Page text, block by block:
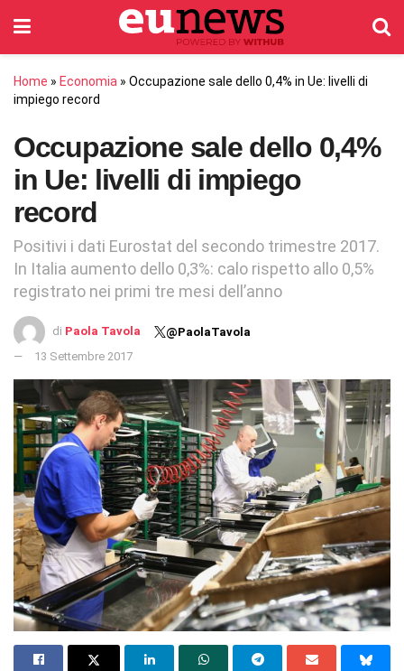
Home » Economia » Occupazione sale dello 0,4% in Ue: livelli di
impiego record
Occupazione sale dello 0,4%
in Ue: livelli di impiego
record
Positivi i dati Eurostat del secondo trimestre 2017.
In Italia aumento dello 0,3%: calo rispetto allo 0,5%
registrato nei primi tre mesi dell’anno
di Paola Tavola
@PaolaTavola
13 Settembre 2017